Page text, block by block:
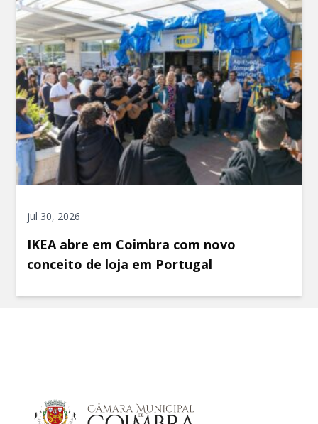
jul 30, 2026
IKEA abre em Coimbra com novo
conceito de loja em Portugal